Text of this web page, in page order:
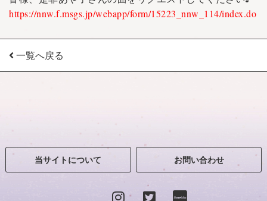
https://nnw.f.msgs.jp/webapp/form/15223_nnw_114/index.do
一覧へ戻る
当サイトについて お問い合わせ